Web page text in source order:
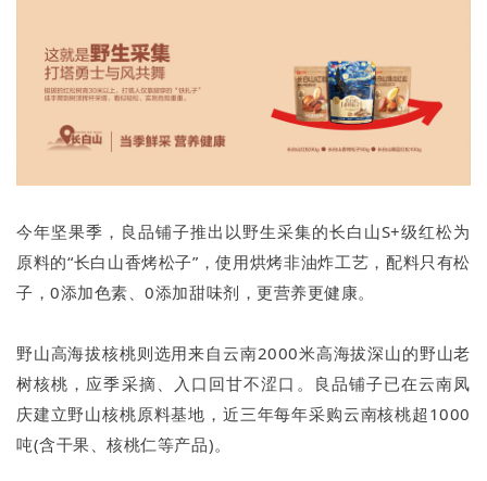
今年坚果季，良品铺子推出以野生采集的长白山S+级红松为
原料的“长白山香烤松子”，使用烘烤非油炸工艺，配料只有松
子，0添加色素、0添加甜味剂，更营养更健康。
野山高海拔核桃则选用来自云南2000米高海拔深山的野山老
树核桃，应季采摘、入口回甘不涩口。良品铺子已在云南凤
庆建立野山核桃原料基地，近三年每年采购云南核桃超1000
吨(含干果、核桃仁等产品)。